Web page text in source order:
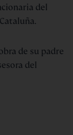
del
de su padre
del